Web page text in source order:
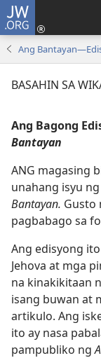
JW.ORG
BASAHIN SA
Ang Bagong
Bantayan
ANG magasing
unahang isyu
Bantayan. Gusto
pagbabago sa
Ang edisyong
Jehova at mga
na kinakikitaan
isang buwan at
artikulo. Ang
ito ay nasa
pampubliko ng